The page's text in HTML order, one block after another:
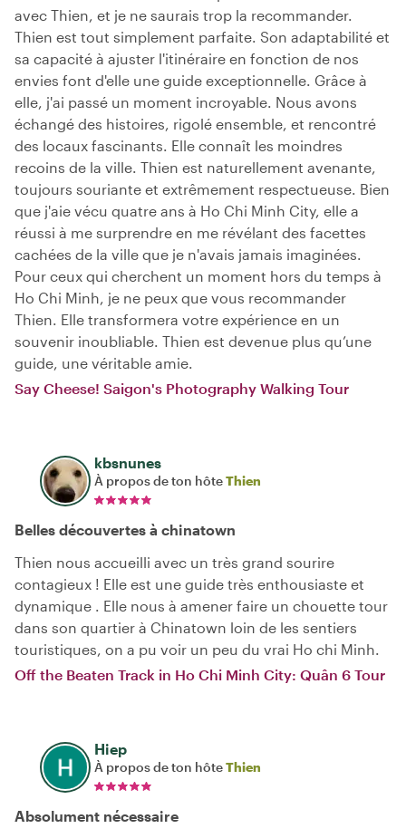
avec Thien, et je ne saurais trop la recommander.
Thien est tout simplement parfaite. Son adaptabilité et
sa capacité à ajuster l'itinéraire en fonction de nos
envies font d'elle une guide exceptionnelle. Grâce à
elle, j'ai passé un moment incroyable. Nous avons
échangé des histoires, rigolé ensemble, et rencontré
des locaux fascinants. Elle connaît les moindres
recoins de la ville. Thien est naturellement avenante,
toujours souriante et extrêmement respectueuse. Bien
que j'aie vécu quatre ans à Ho Chi Minh City, elle a
réussi à me surprendre en me révélant des facettes
cachées de la ville que je n'avais jamais imaginées.
Pour ceux qui cherchent un moment hors du temps à
Ho Chi Minh, je ne peux que vous recommander
Thien. Elle transformera votre expérience en un
souvenir inoubliable. Thien est devenue plus qu’une
guide, une véritable amie.
Say Cheese! Saigon's Photography Walking Tour
kbsnunes
À propos de ton hôteThien
Belles découvertes à chinatown
Thien nous accueilli avec un très grand sourire
contagieux ! Elle est une guide très enthousiaste et
dynamique . Elle nous à amener faire un chouette tour
dans son quartier à Chinatown loin de les sentiers
touristiques, on a pu voir un peu du vrai Ho chi Minh.
Off the Beaten Track in Ho Chi Minh City: Quân 6 Tour
Hiep
À propos de ton hôteThien
Absolument nécessaire